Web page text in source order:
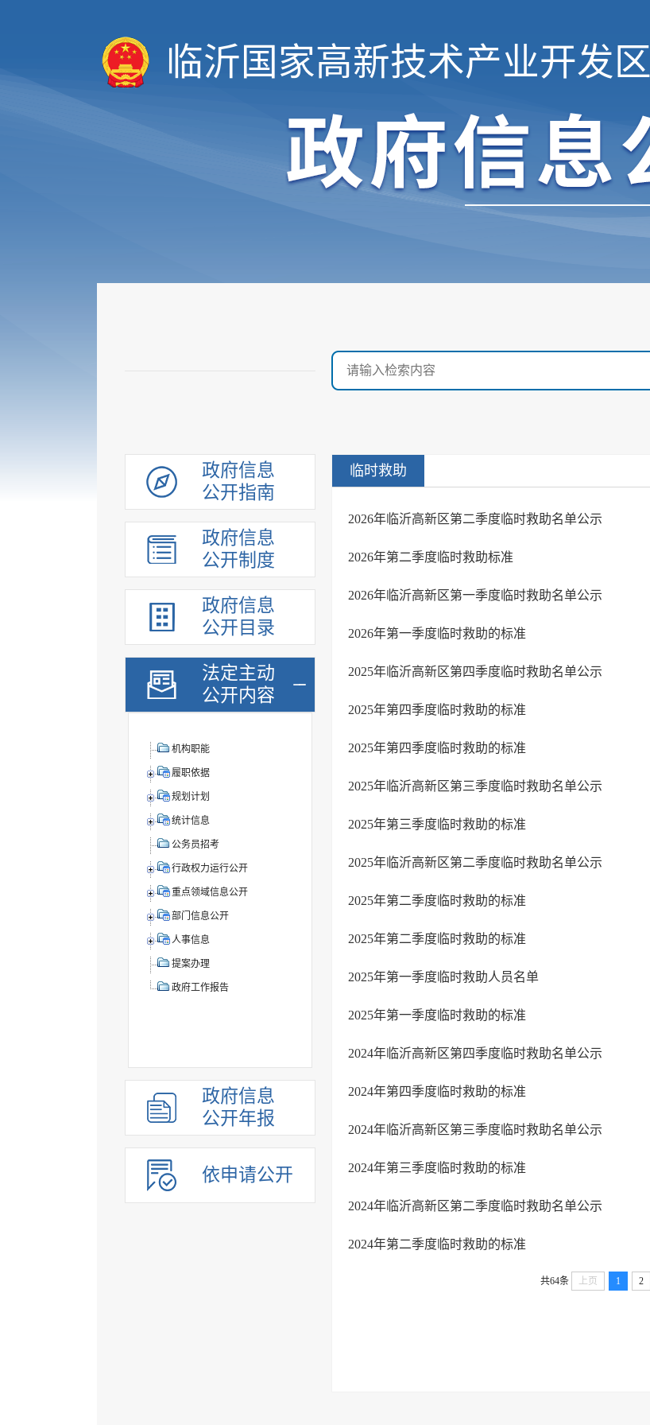
临沂国家高新技术产业开发区
政府信息
公开指南
政府信息
公开制度
政府信息
公开目录
法定主动
公开内容
机构职能
履职依据
规划计划
统计信息
公务员招考
行政权力运行公开
重点领域信息公开
部门信息公开
人事信息
提案办理
政府工作报告
政府信息
公开年报
依申请公开
临时救助
2026年临沂高新区第二季度临时救助名单公示
2026年第二季度临时救助标准
2026年临沂高新区第一季度临时救助名单公示
2026年第一季度临时救助的标准
2025年临沂高新区第四季度临时救助名单公示
2025年第四季度临时救助的标准
2025年第四季度临时救助的标准
2025年临沂高新区第三季度临时救助名单公示
2025年第三季度临时救助的标准
2025年临沂高新区第二季度临时救助名单公示
2025年第二季度临时救助的标准
2025年第二季度临时救助的标准
2025年第一季度临时救助人员名单
2025年第一季度临时救助的标准
2024年临沂高新区第四季度临时救助名单公示
2024年第四季度临时救助的标准
2024年临沂高新区第三季度临时救助名单公示
2024年第三季度临时救助的标准
2024年临沂高新区第二季度临时救助名单公示
2024年第二季度临时救助的标准
共64条 上页 1 2